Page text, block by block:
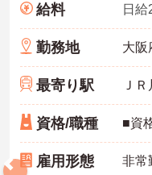
給料 日
勤務地 大阪
最寄り駅
資格/職種
雇用形態